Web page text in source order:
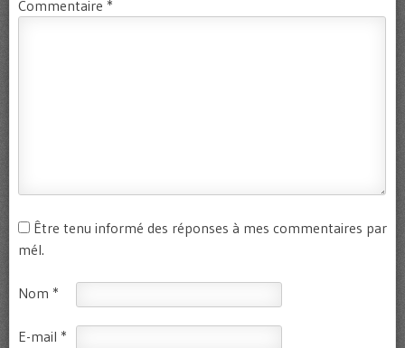
Commentaire *
Être tenu informé des réponses à mes commentaires par
mél.
Nom *
E-mail *